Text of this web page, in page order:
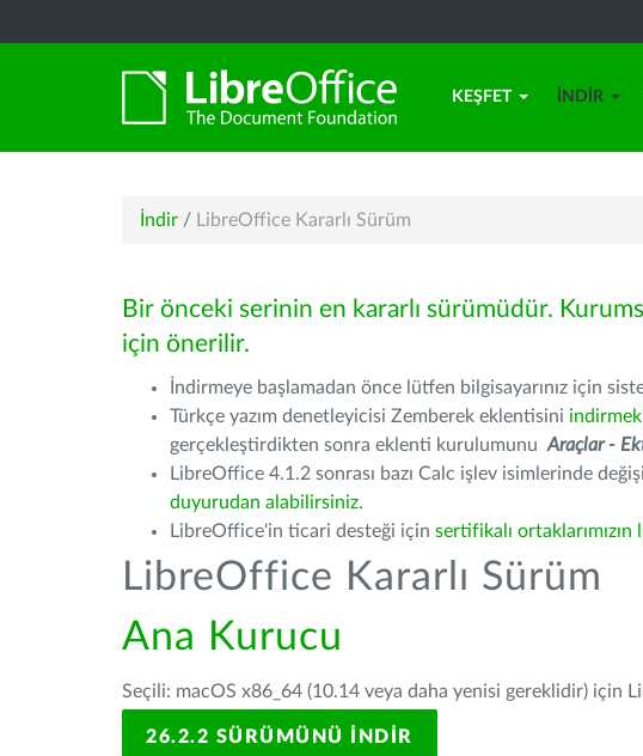
KEŞFET İNDIR
İndir / LibreOffice Kararlı Sürüm
Bir önceki serinin en kararlı sürümüdür.
için önerilir.
İndirmeye başlamadan önce lütfen bilgisayarınız için
Türkçe yazım denetleyicisi Zemberek eklentisini indirmek
gerçekleştirdikten sonra eklenti kurulumunu Araçlar -
LibreOffice 4.1.2 sonrası bazı Calc işlev isimlerinde
duyurudan alabilirsiniz.
LibreOffice'in ticari desteği için sertifikalı ortaklarımızın
LibreOffice Kararlı Sürüm
Ana Kurucu
Seçili: macOS x86_64 (10.14 veya daha yenisi gereklidir) için
26.2.2 SÜRÜMÜNÜ İNDIR